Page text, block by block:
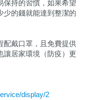
保持的習慣，如果希望
少的錢就能達到整潔的
配戴口罩，且免費提供
讓居家環境（防疫）更
display/2